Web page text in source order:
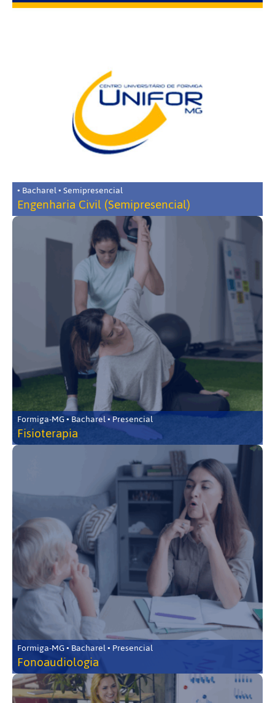
• Bacharel • Semipresencial
Engenharia Civil (Semipresencial)
Formiga-MG • Bacharel • Presencial
Fisioterapia
Formiga-MG • Bacharel • Presencial
Fonoaudiologia